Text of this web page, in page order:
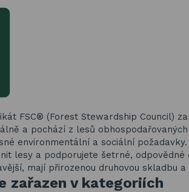
FSC® (Forest Stewardship Council)
a pochází z lesů
environmentální a sociální
lesy a podporujete šetrné,
mají přirozenou druhovou skladbu
zařazen v kategoriích